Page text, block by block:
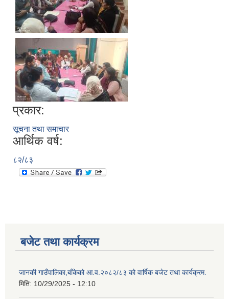
प्रकार:
सूचना तथा समाचार
आर्थिक वर्ष:
८२/८३
बजेट तथा कार्यक्रम
जानकी गाउँपालिका,बाँकेको आ.व.२०८२/८३ को वार्षिक बजेट तथा कार्यक्रम.
मिति: 10/29/2025 - 12:10